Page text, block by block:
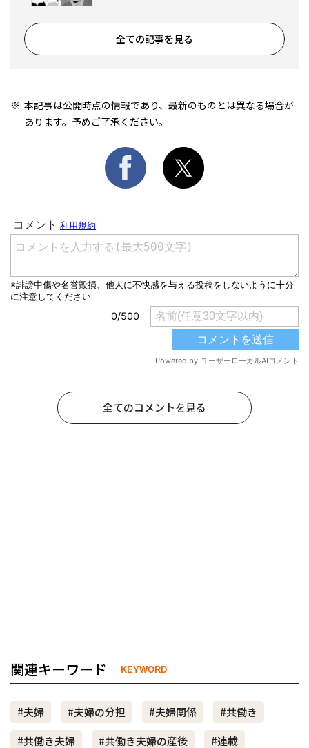
全ての記事を見る
本記事は公開時点の情報であり、最新のものとは異なる場合が
あります。予めご了承ください。
全てのコメントを見る
関連キーワード KEYWORD
#夫婦 #夫婦の分担 #夫婦関係
#共働き
#共働き夫婦
#共働き夫婦の産後 #連載